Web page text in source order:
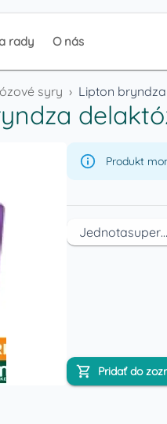
rady O nás
syry › Lipton
Produkt
Jednotasupermarket
Pridať do